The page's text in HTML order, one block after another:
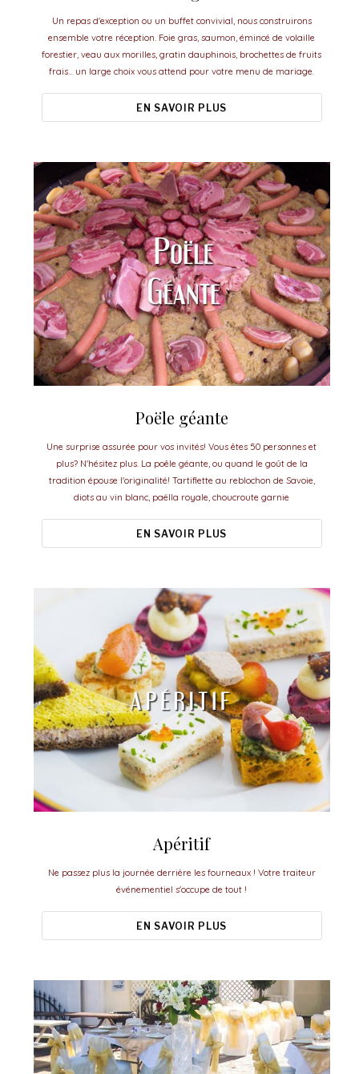
Un repas d'exception ou un buffet convivial, nous construirons
ensemble votre réception. Foie gras, saumon, émincé de volaille
forestier, veau aux morilles, gratin dauphinois, brochettes de fruits
frais... un large choix vous attend pour votre menu de mariage.
EN SAVOIR PLUS
Poële géante
Une surprise assurée pour vos invités! Vous êtes 50 personnes et
plus? N'hésitez plus. La poêle géante, ou quand le goût de la
tradition épouse l'originalité! Tartiflette au reblochon de Savoie,
diots au vin blanc, paëlla royale, choucroute garnie
EN SAVOIR PLUS
Apéritif
Ne passez plus la journée derrière les fourneaux ! Votre traiteur
événementiel s'occupe de tout !
EN SAVOIR PLUS